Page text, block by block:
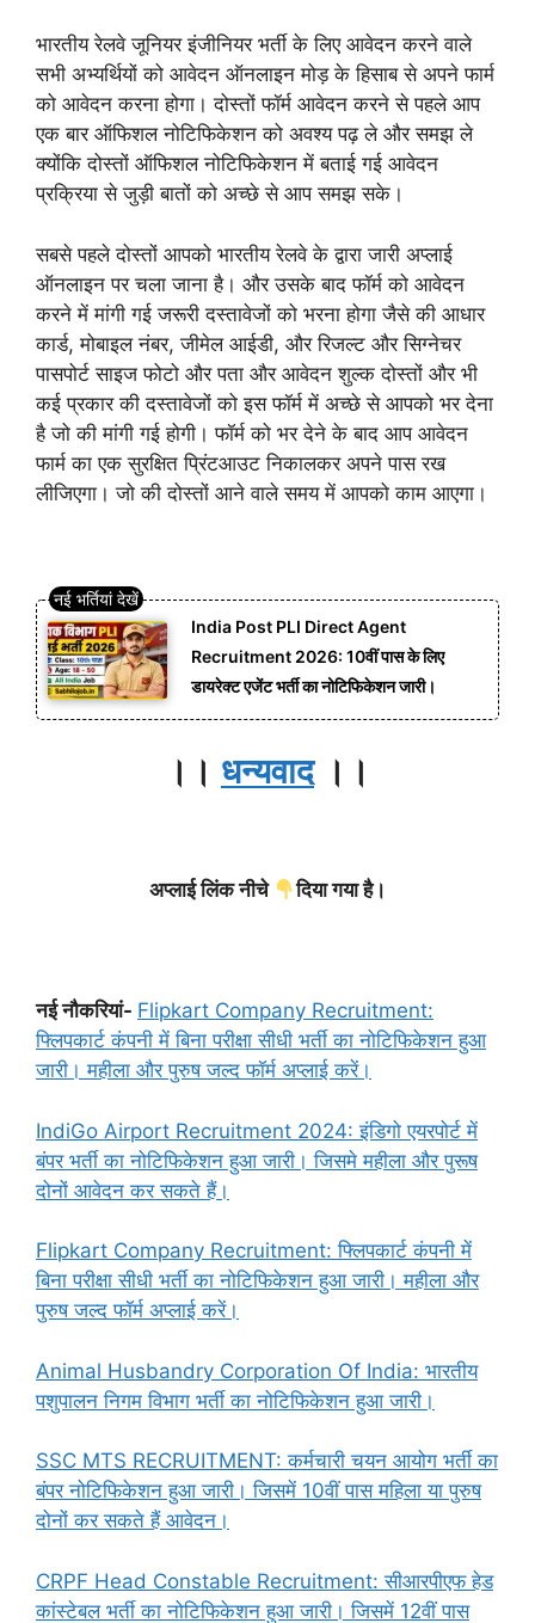
भारतीय रेलवे जूनियर इंजीनियर भर्ती के लिए आवेदन करने वाले
सभी अभ्यर्थियों को आवेदन ऑनलाइन मोड़ के हिसाब से अपने फार्म
को आवेदन करना होगा। दोस्तों फॉर्म आवेदन करने से पहले आप
एक बार ऑफिशल नोटिफिकेशन को अवश्य पढ़ ले और समझ ले
क्योंकि दोस्तों ऑफिशल नोटिफिकेशन में बताई गई आवेदन
प्रक्रिया से जुड़ी बातों को अच्छे से आप समझ सके।
सबसे पहले दोस्तों आपको भारतीय रेलवे के द्वारा जारी अप्लाई
ऑनलाइन पर चला जाना है। और उसके बाद फॉर्म को आवेदन
करने में मांगी गई जरूरी दस्तावेजों को भरना होगा जैसे की आधार
कार्ड, मोबाइल नंबर, जीमेल आईडी, और रिजल्ट और सिग्नेचर
पासपोर्ट साइज फोटो और पता और आवेदन शुल्क दोस्तों और भी
कई प्रकार की दस्तावेजों को इस फॉर्म में अच्छे से आपको भर देना
है जो की मांगी गई होगी। फॉर्म को भर देने के बाद आप आवेदन
फार्म का एक सुरक्षित प्रिंटआउट निकालकर अपने पास रख
लीजिएगा। जो की दोस्तों आने वाले समय में आपको काम आएगा।
India Post PLI Direct Agent
Recruitment 2026: 10वीं पास के लिए
डायरेक्ट एजेंट भर्ती का नोटिफिकेशन जारी।
।। धन्यवाद।।
अप्लाई लिंक नीचे दिया गया है।
नई नौकरियां- Flipkart Company Recruitment:
फ्लिपकार्ट कंपनी में बिना परीक्षा सीधी भर्ती का नोटिफिकेशन हुआ
जारी। महीला और पुरुष जल्द फॉर्म अप्लाई करें।
IndiGo Airport Recruitment 2024: इंडिगो एयरपोर्ट में
बंपर भर्ती का नोटिफिकेशन हुआ जारी। जिसमे महीला और पुरूष
दोनों आवेदन कर सकते हैं।
Flipkart Company Recruitment: फ्लिपकार्ट कंपनी में
बिना परीक्षा सीधी भर्ती का नोटिफिकेशन हुआ जारी। महीला और
पुरुष जल्द फॉर्म अप्लाई करें।
Animal Husbandry Corporation Of India: भारतीय
पशुपालन निगम विभाग भर्ती का नोटिफिकेशन हुआ जारी।
SSC MTS RECRUITMENT: कर्मचारी चयन आयोग भर्ती का
बंपर नोटिफिकेशन हुआ जारी। जिसमें 10वीं पास महिला या पुरुष
दोनों कर सकते हैं आवेदन।
CRPF Head Constable Recruitment: सीआरपीएफ हेड
कांस्टेबल भर्ती का नोटिफिकेशन हुआ जारी। जिसमें 12वीं पास